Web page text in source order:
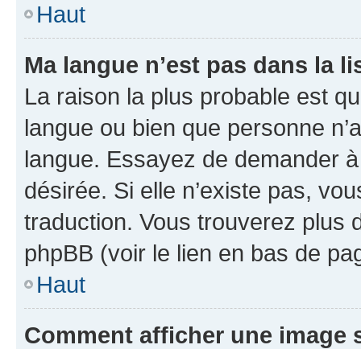
Haut
Ma langue n’est pas dans la
La raison la plus probable est
langue ou bien que personne
langue. Essayez de demander
désirée. Si elle n’existe pas,
traduction. Vous trouverez plus
phpBB (voir le lien en bas de
Haut
Comment afficher une image